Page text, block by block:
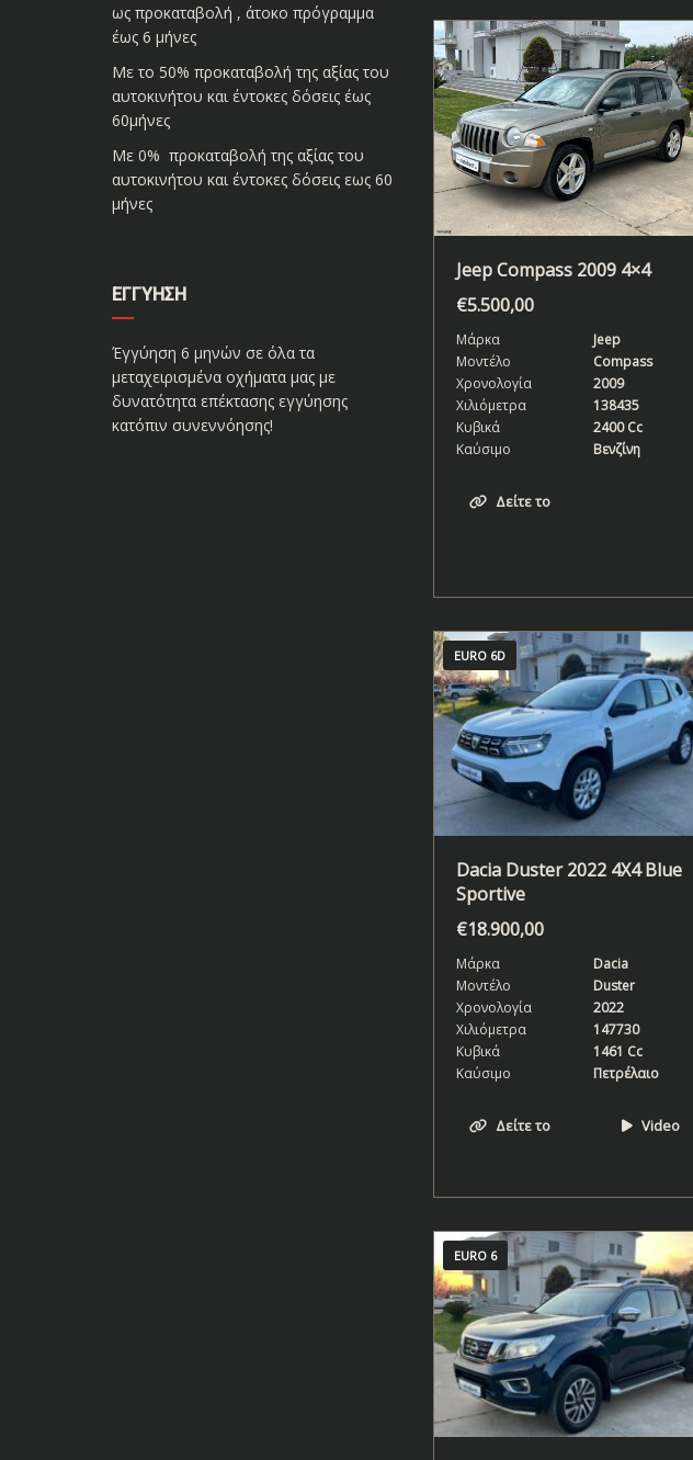
ως προκαταβολή , άτοκο πρόγραμμα
έως 6 μήνες
Με το 50% προκαταβολή της αξίας του
αυτοκινήτου και έντοκες δόσεις έως
60μήνες
Με 0% προκαταβολή της αξίας του
αυτοκινήτου και έντοκες δόσεις εως 60
μήνες
ΕΓΓΎΗΣΗ
Έγγύηση 6 μηνών σε όλα τα
μεταχειρισμένα οχήματα μας με
δυνατότητα επέκτασης εγγύησης
κατόπιν συνεννόησης!
Jeep Compass 2009 4×4
€5.500,00
Μάρκα
Jeep
Μοντέλο
Compass
Χρονολογία
2009
Χιλιόμετρα
138435
Κυβικά
2400 Cc
Καύσιμο
Βενζίνη
Δείτε το
EURO 6D
Dacia Duster 2022 4X4 Blue
Sportive
€18.900,00
Μάρκα
Dacia
Μοντέλο
Duster
Χρονολογία
2022
Χιλιόμετρα
147730
Κυβικά
1461 Cc
Καύσιμο
Πετρέλαιο
Δείτε το Video
EURO 6